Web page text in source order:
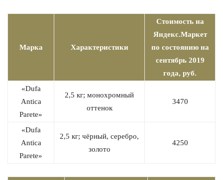
Марка Характеристики
Стоимость на
Яндекс.Маркет
по состоянию на
сентябрь 2019
года, руб.
«Dufa
Antica
Parete»
2,5 кг; монохромный
оттенок
3470
«Dufa
Antica
Parete»
2,5 кг; чёрный, серебро,
золото
4250